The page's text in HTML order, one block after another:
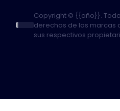
Copyright © {{año}}.
derechos de las marcas
sus respectivos